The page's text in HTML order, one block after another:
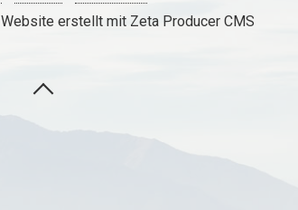
Website erstellt mit Zeta Producer CMS